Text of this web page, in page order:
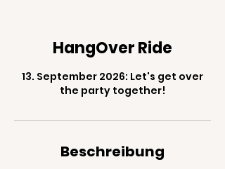
HangOver Ride
13. September 2026: Let's get over
the party together!
Beschreibung